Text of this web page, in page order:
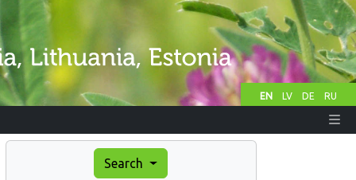
EN LV DE RU
Search